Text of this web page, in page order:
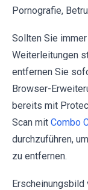
Pornografie,
Sollten Sie
Weiterleitungen
entfernen Sie
Browser-
bereits mit
Scan mit Combo
durchzuführen,
zu entfernen.